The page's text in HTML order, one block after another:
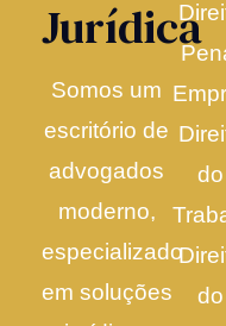
Jurídica
Somos um
escritório de
advogados
moderno,
especializado
em soluções
do
do